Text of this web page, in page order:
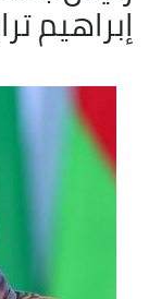
إبراهيم